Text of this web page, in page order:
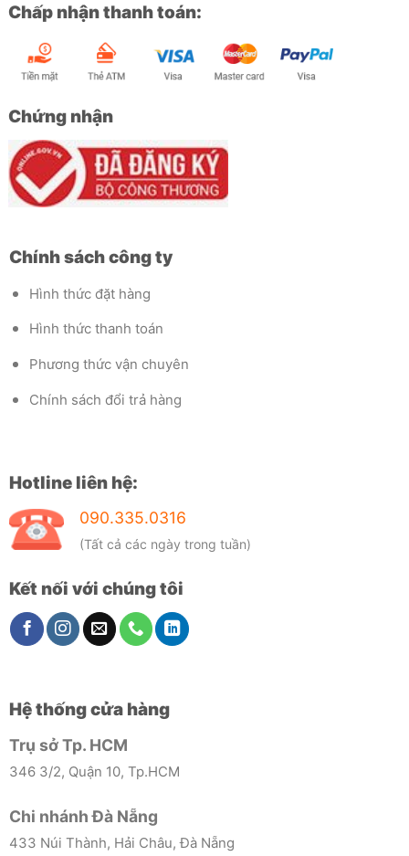
Chấp nhận thanh toán:
Chứng nhận
Chính sách công ty
Hình thức đặt hàng
Hình thức thanh toán
Phương thức vận chuyên
Chính sách đổi trả hàng
Hotline liên hệ:
090.335.0316
(Tất cả các ngày trong tuần)
Kết nối với chúng tôi
Hệ thống cửa hàng
Trụ sở Tp. HCM
346 3/2, Quận 10, Tp.HCM
Chi nhánh Đà Nẵng
433 Núi Thành, Hải Châu, Đà Nẵng